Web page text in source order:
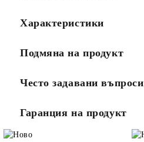
Характеристики
Подмяна на продукт
Често задавани въпроси
Гаранция на продукт